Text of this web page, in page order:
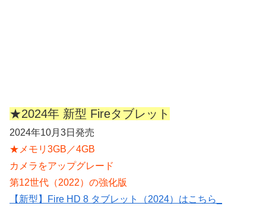
★2024年 新型 Fireタブレット
2024年10月3日発売
★メモリ3GB／4GB
カメラをアップグレード
第12世代（2022）の強化版
【新型】Fire HD 8 タブレット（2024）はこちら_